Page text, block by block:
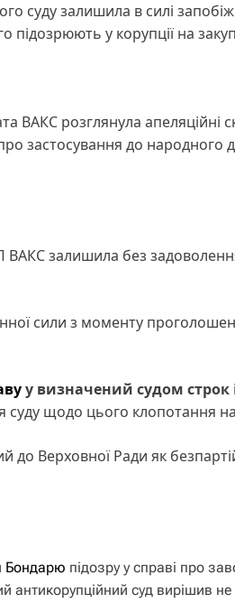
суду залишила в силі
у корупції на
ВАКС розглянула апеляційні
застосування до народного
ВАКС залишила без
сили з моменту
у визначений судом строк
суду щодо цього клопотання
до Верховної Ради як
Бондарю підозру у справі про
антикорупційний суд вирішив